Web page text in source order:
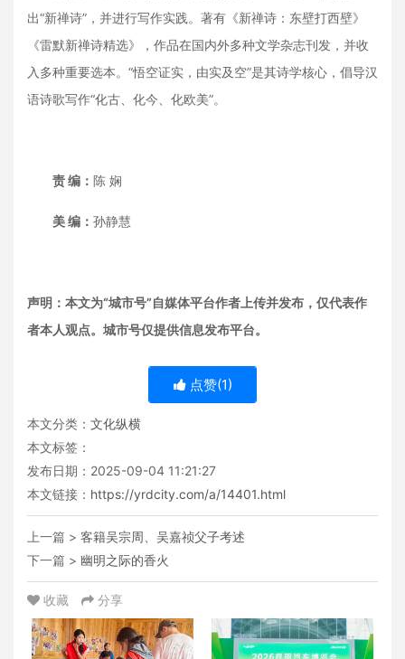
出“新禅诗”，并进行写作实践。著有《新禅诗：东壁打西壁》
《雷默新禅诗精选》，作品在国内外多种文学杂志刊发，并收
入多种重要选本。“悟空证实，由实及空”是其诗学核心，倡导汉
语诗歌写作“化古、化今、化欧美”。
责 编： 陈 娴
美 编： 孙静慧
声明：本文为“城市号”自媒体平台作者上传并发布，仅代表作
者本人观点。城市号仅提供信息发布平台。
点赞(1)
本文分类： 文化纵横
本文标签：
发布日期：2025-09-04 11:21:27
本文链接： https://yrdcity.com/a/14401.html
上一篇 > 客籍吴宗周、吴嘉祯父子考述
下一篇 > 幽明之际的香火
收藏 分享